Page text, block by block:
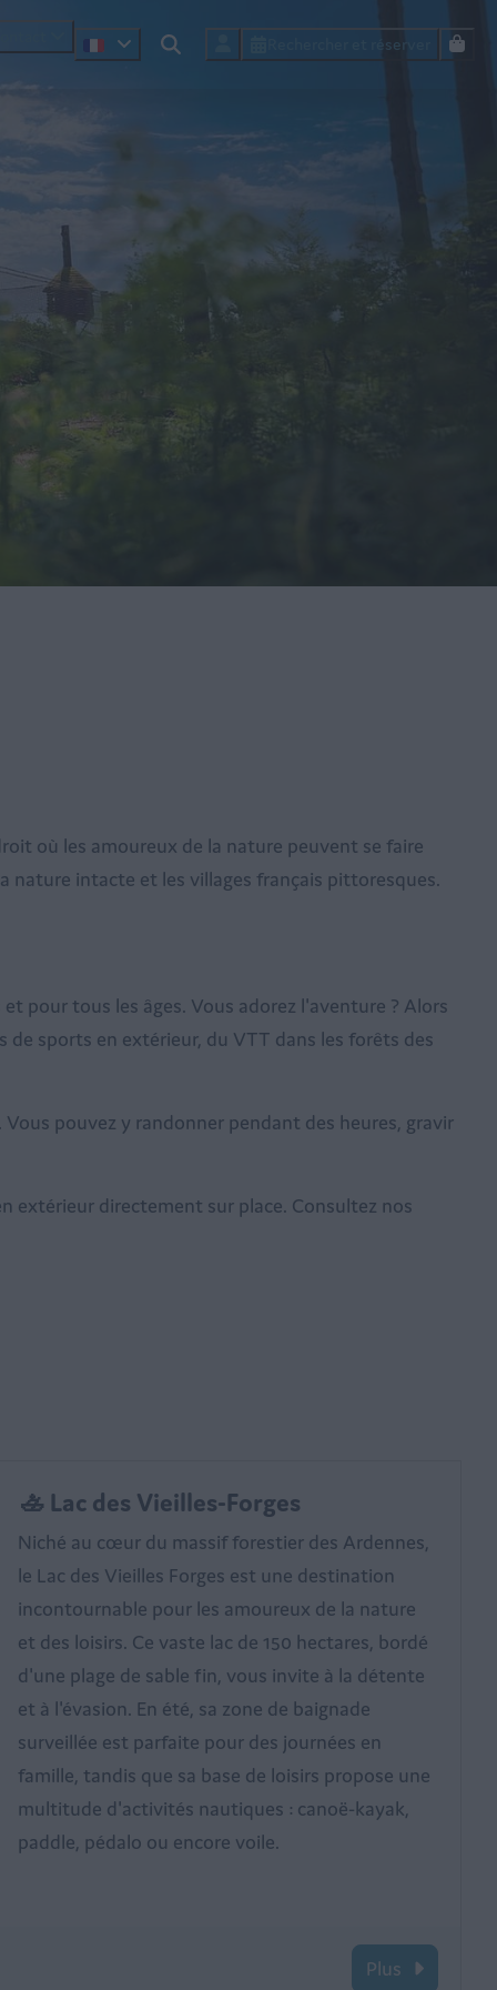
Rechercher et réserver
où les amoureux de la nature peuvent se faire
nature intacte et les villages français pittoresques.
pour tous les âges. Vous adorez l'aventure ? Alors
sports en extérieur, du VTT dans les forêts des
pouvez y randonner pendant des heures, gravir
extérieur directement sur place. Consultez nos
🚣 Lac des Vieilles-Forges
Niché au cœur du massif forestier des Ardennes,
le Lac des Vieilles Forges est une destination
incontournable pour les amoureux de la nature
et des loisirs. Ce vaste lac de 150 hectares, bordé
d'une plage de sable fin, vous invite à la détente
et à l'évasion. En été, sa zone de baignade
surveillée est parfaite pour des journées en
famille, tandis que sa base de loisirs propose une
multitude d'activités nautiques : canoë-kayak,
paddle, pédalo ou encore voile.
Plus